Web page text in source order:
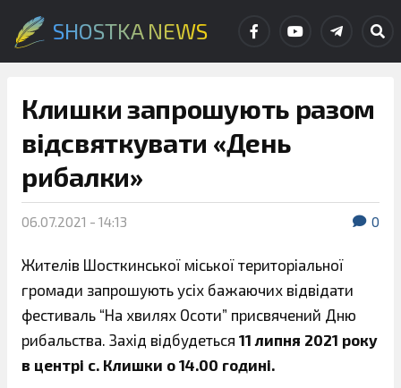
SHOSTKA NEWS
Клишки запрошують разом
відсвяткувати «День
рибалки»
06.07.2021 - 14:13 0
Жителів Шосткинської міської територіальної
громади запрошують усіх бажаючих відвідати
фестиваль “На хвилях Осоти” присвячений Дню
рибальства. Захід відбудеться 11 липня 2021 року
в центрі с. Клишки о 14.00 годині.